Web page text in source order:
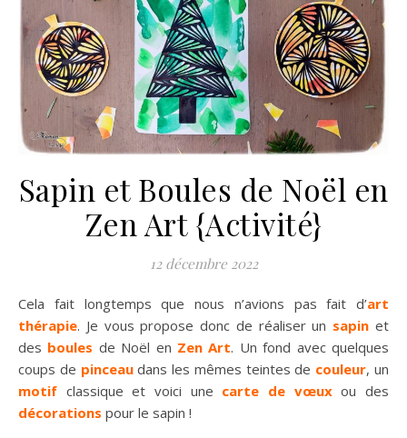
Sapin et Boules de Noël en
Zen Art {Activité}
12 décembre 2022
Cela fait longtemps que nous n’avions pas fait d’art
thérapie. Je vous propose donc de réaliser un sapin et
des boules de Noël en Zen Art. Un fond avec quelques
coups de pinceau dans les mêmes teintes de couleur, un
motif classique et voici une carte de vœuxou des
décorations pour le sapin !